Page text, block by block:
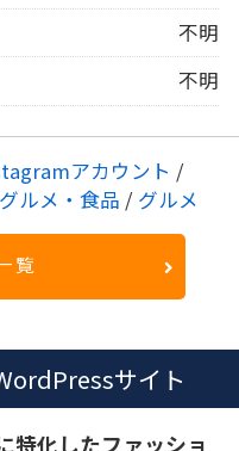
不明
不明
アカウント /
グルメ・食品 / グルメ
覧
サイト
特化したファッショ